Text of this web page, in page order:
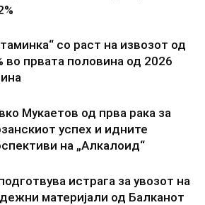
со раст на извозот од
во првата половина од 2026
Мукаетов од прва рака за
успех и идните
на „Алкалоид“
истрага за увозот на
материјали од Балканот